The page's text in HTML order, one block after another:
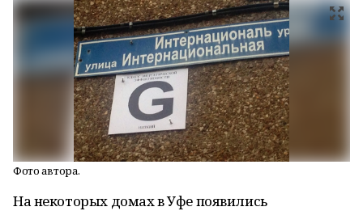
Фото автора.
На некоторых домах в Уфе появились